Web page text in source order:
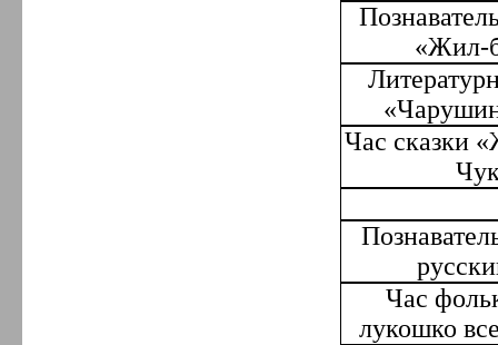
«Жил-
«
Час сказки
Час
лукошко